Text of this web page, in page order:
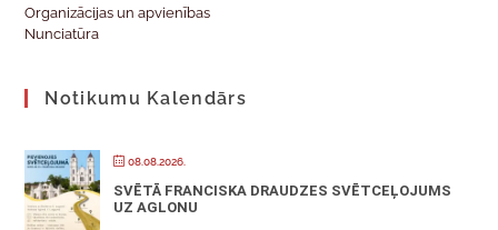
Organizācijas un apvienības
Nunciatūra
Notikumu Kalendārs
08.08.2026.
SVĒTĀ FRANCISKA DRAUDZES SVĒTCEĻOJUMS
UZ AGLONU